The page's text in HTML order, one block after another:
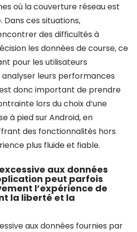
où la couverture réseau est
Dans ces situations,
des difficultés à
les données de course, ce
pour les utilisateurs
leurs performances
donc important de prendre
lors du choix d’une
à pied sur Android, en
des fonctionnalités hors
plus fluide et fiable.
aux données
peut parfois
l’expérience de
la liberté et la
aux données fournies par